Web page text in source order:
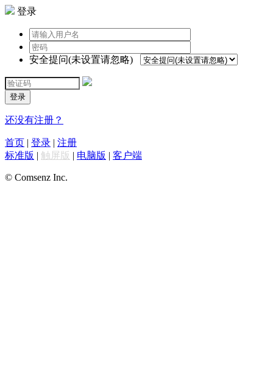
登录
安全提问(未设置请忽略)
登录
还没有注册？
首页 | 登录 | 注册
标准版 | 触屏版 | 电脑版 | 客户端
© Comsenz Inc.